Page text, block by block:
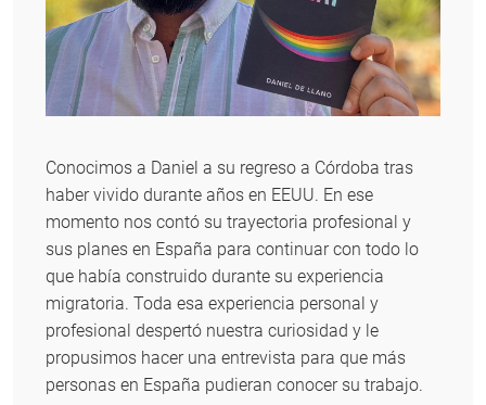
Conocimos a Daniel a su regreso a Córdoba tras
haber vivido durante años en EEUU. En ese
momento nos contó su trayectoria profesional y
sus planes en España para continuar con todo lo
que había construido durante su experiencia
migratoria. Toda esa experiencia personal y
profesional despertó nuestra curiosidad y le
propusimos hacer una entrevista para que más
personas en España pudieran conocer su trabajo.